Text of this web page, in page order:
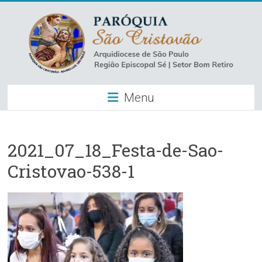
content
Paróquia
São
–
Luz
Arquidiocese
de
São
Paulo
–
Menu
2021_07_18_Festa-de-Sao-
Cristovao-538-1